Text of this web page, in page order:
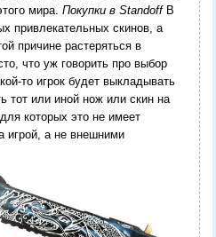
мира. Покупки в StandoffВ
привлекательных скинов, а
причине растеряться в
что уж говорить про выбор
то игрок будет выкладывать
тот или иной нож или скин на
которых это не имеет
игрой, а не внешними